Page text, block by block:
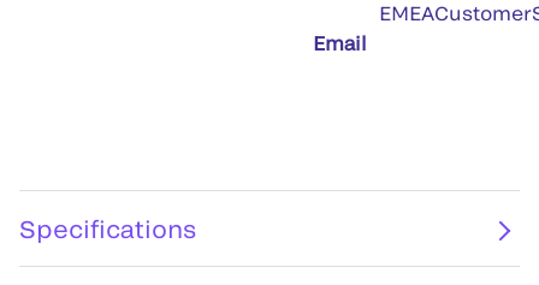
Email
Specifications